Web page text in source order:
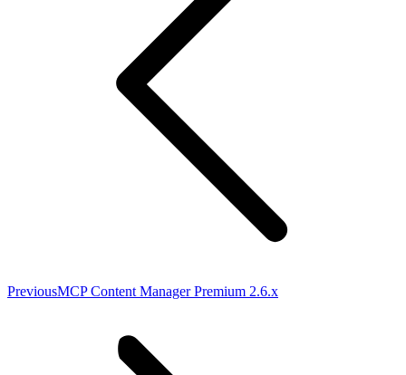
PreviousPrevious
MCP Content Manager Premium 2.6.x